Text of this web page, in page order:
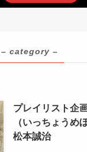
– category –
プレイリスト企
（いっちょうめ
松本誠治